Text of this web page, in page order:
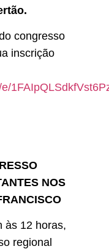
congresso
inscrição
NOS
às 12 horas,
regional